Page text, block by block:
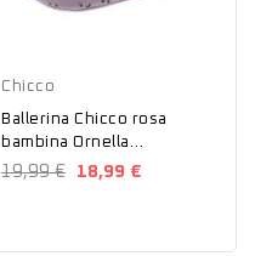
Chicco
Ballerina Chicco rosa
bambina Ornella
01071037000000
19,99 € 18,99 €